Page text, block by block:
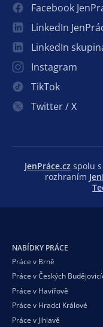
Facebook
LinkedIn
LinkedIn
Instagram
TikTok
Twitter / X
JenPráce.cz spolu
rozhraním
NABÍDKY PRÁCE
Práce v Brně
Práce v Českých
Práce v Havířově
Práce v Hradci Králové
Práce v Jihlavě